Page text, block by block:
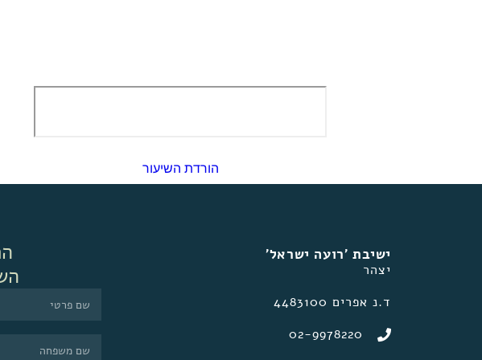
הורדת השיעור
ישיבת ׳רועה ישראל׳
יצהר
ד.נ אפרים 4483100
02-9978220